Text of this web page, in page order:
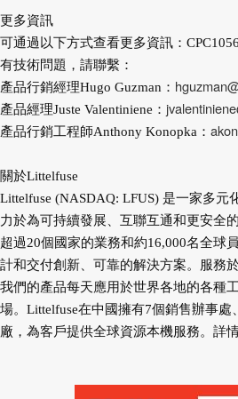
更多資訊
可通過以下方式查看更多資訊：
有技術問題，請聯繫：
產品行銷經理Hugo Guzman：
產品經理Juste Valentiniene：
產品行銷工程師Anthony Konopka：
關於Littelfuse
Littelfuse (NASDAQ: LFUS) 是一家多元
力於為可持續發展、互聯互通和更安全
超過20個國家的業務和約16,000名全球
計和交付創新、可靠的解決方案。服務
我們的產品每天應用於世界各地的各種
場。Littelfuse在中國擁有7個銷售辦事處
廠，為客戶提供全球資源本機服務。詳